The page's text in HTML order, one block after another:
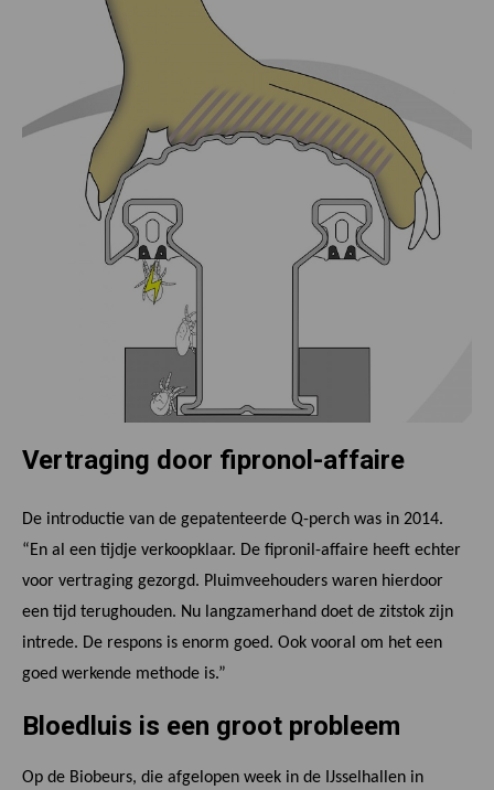
Vertraging door fipronol-affaire
De introductie van de gepatenteerde Q-perch was in 2014.
“En al een tijdje verkoopklaar. De fipronil-affaire heeft echter
voor vertraging gezorgd. Pluimveehouders waren hierdoor
een tijd terughouden. Nu langzamerhand doet de zitstok zijn
intrede. De respons is enorm goed. Ook vooral om het een
goed werkende methode is.”
Bloedluis is een groot probleem
Op de Biobeurs, die afgelopen week in de IJsselhallen in